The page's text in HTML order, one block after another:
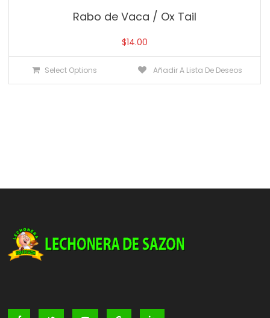
Rabo de Vaca / Ox Tail
$14.00
Select Options Añadir A Lista De Deseos